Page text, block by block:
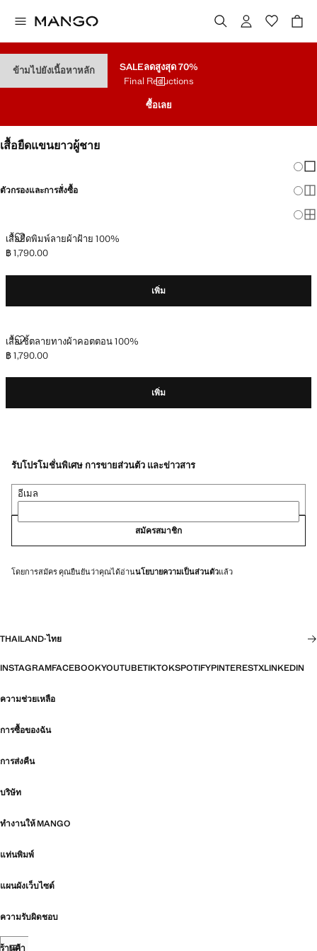
ข้ามไปยังเนื้อหาหลัก SALEลดสูงสุด 70%
Final Reductions
ซื้อเลย
เสื้อยืดแขนยาวผู้ชาย
ตัวกรองและการสั่งซื้อ
เปลี่
แ
แ
แ
เสื้อยืดพิมพ์ลายผ้าฝ้าย 100%
เสื้อยืดพิมพ์ลายผ้าฝ้าย 100%
ราคาปัจจุบัน [฿ 1,790.00 ]
฿ 1,790.00
เพิ่ม
เสื้อเชิ้ตลายทางผ้าคอตตอน 100%
เสื้อเชิ้ตลายทางผ้าคอตตอน 100%
ราคาปัจจุบัน [฿ 1,790.00 ]
฿ 1,790.00
เพิ่ม
รับโปรโมชั่นพิเศษ การขายส่วนตัว และข่าวสาร
อีเมล
สมัครสมาชิก
โดยการสมัคร คุณยืนยันว่าคุณได้อ่านนโยบายความเป็นส่วนตัวแล้ว
THAILAND·ไทย
INSTAGRAMFACEBOOKYOUTUBETIKTOKSPOTIFYPINTERESTXLINKEDIN
ความช่วยเหลือ
การซื้อของฉัน
การส่งคืน
บริษัท
ทำงานให้ MANGO
แท่นพิมพ์
แผนผังเว็บไซต์
ความรับผิดชอบ
ร้านค้า